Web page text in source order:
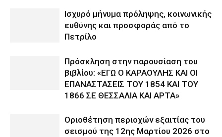
Ισχυρό μήνυμα πρόληψης, κοινωνικής
ευθύνης και προσφοράς από το
Πετρίλο
Πρόσκληση στην παρουσίαση του
βιβλίου: «ΕΓΩ Ο ΚΑΡΑΟΥΛΗΣ ΚΑΙ ΟΙ
ΕΠΑΝΑΣΤΑΣΕΙΣ ΤΟΥ 1854 ΚΑΙ ΤΟΥ
1866 ΣΕ ΘΕΣΣΑΛΙΑ ΚΑΙ ΑΡΤΑ»
Οριοθέτηση περιοχών εξαιτίας του
σεισμού της 12ης Μαρτίου 2026 στο